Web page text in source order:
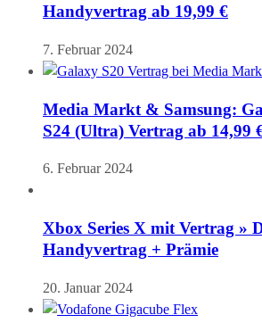
Handyvertrag ab 19,99 €
7. Februar 2024
Media Markt & Samsung:
S24 (Ultra) Vertrag ab 14,99
6. Februar 2024
Xbox Series X mit Vertrag »
Handyvertrag + Prämie
20. Januar 2024